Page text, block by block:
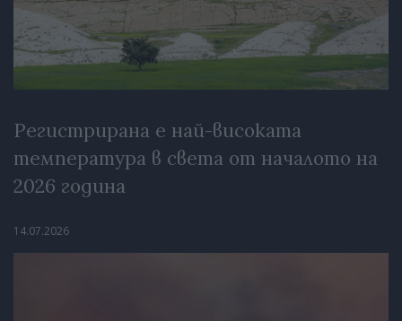
Регистрирана е най-високата
температура в света от началото на
2026 година
14.07.2026